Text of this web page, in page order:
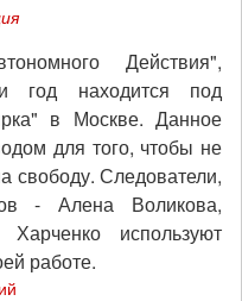
Действия",
год находится под
в Москве. Данное
для того, чтобы не
свободу. Следователи,
- Алена Воликова,
используют
работе.